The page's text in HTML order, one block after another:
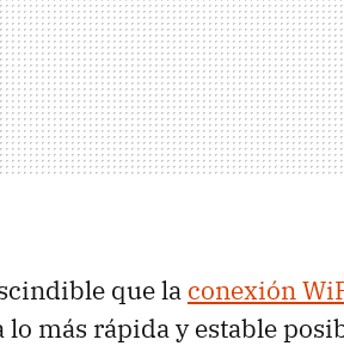
que la conexión
más rápida y estable